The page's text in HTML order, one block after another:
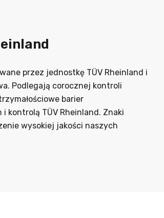
przez jednostkę TÜV Rheinland i
Podlegają corocznej kontroli
barier
kontrolą TÜV Rheinland. Znaki
wysokiej jakości naszych